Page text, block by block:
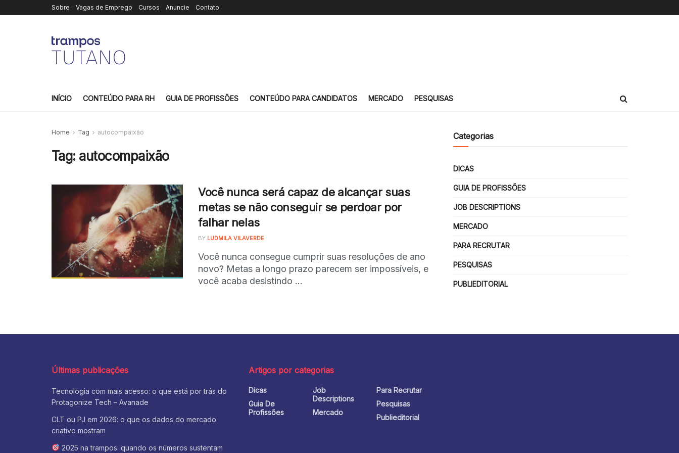
Sobre Vagas de Emprego Cursos Anuncie Contato
INÍCIO CONTEÚDO PARA RH GUIA DE PROFISSÕES CONTEÚDO PARA CANDIDATOS MERCADO PESQUISAS
Home Tag autocompaixão
Tag: autocompaixão
Você nunca será capaz de alcançar suas
metas se não conseguir se perdoar por
falhar nelas
BY LUDMILA VILAVERDE
Você nunca consegue cumprir suas resoluções de ano
novo? Metas a longo prazo parecem ser impossíveis, e
você acaba desistindo ...
Categorias
DICAS
GUIA DE PROFISSÕES
JOB DESCRIPTIONS
MERCADO
PARA RECRUTAR
PESQUISAS
PUBLIEDITORIAL
Últimas publicações
Tecnologia com mais acesso: o que está por trás do
Protagonize Tech – Avanade
CLT ou PJ em 2026: o que os dados do mercado
criativo mostram
2025 na trampos: quando os números sustentam
Artigos por categorias
Dicas
Guia De
Profissões
Job
Descriptions
Mercado
Para Recrutar
Pesquisas
Publieditorial